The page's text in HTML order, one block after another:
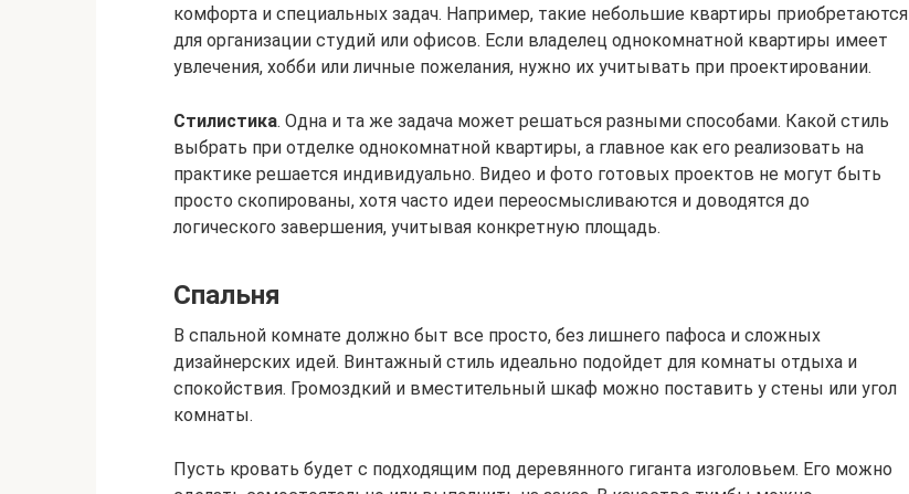
комфорта и специальных задач. Например, такие небольшие квартиры приобретаются
для организации студий или офисов. Если владелец однокомнатной квартиры имеет
увлечения, хобби или личные пожелания, нужно их учитывать при проектировании.
Стилистика. Одна и та же задача может решаться разными способами. Какой стиль
выбрать при отделке однокомнатной квартиры, а главное как его реализовать на
практике решается индивидуально. Видео и фото готовых проектов не могут быть
просто скопированы, хотя часто идеи переосмысливаются и доводятся до
логического завершения, учитывая конкретную площадь.
Спальня
В спальной комнате должно быт все просто, без лишнего пафоса и сложных
дизайнерских идей. Винтажный стиль идеально подойдет для комнаты отдыха и
спокойствия. Громоздкий и вместительный шкаф можно поставить у стены или угол
комнаты.
Пусть кровать будет с подходящим под деревянного гиганта изголовьем. Его можно